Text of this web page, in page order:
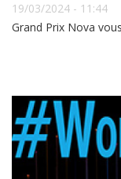
19/03/2024 - 11:44
Grand Prix Nova